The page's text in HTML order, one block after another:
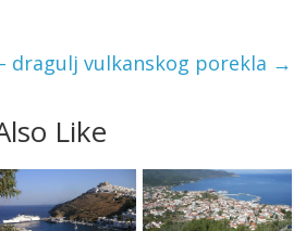
dragulj vulkanskog porekla →
Like